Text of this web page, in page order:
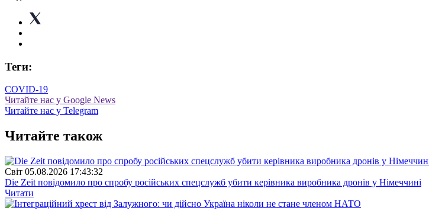
Теги:
COVID-19
Читайте нас у Google News
Читайте нас у Telegram
Читайте також
Свiт 05.08.2026 17:43:32
Die Zeit повідомило про спробу російських спецслужб убити керівника виробника дронів у Німеччині
Читати